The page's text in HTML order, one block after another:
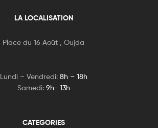
LA LOCALISATION
Place du 16 Août , Oujda
Lundi – Vendredi: 8h – 18h
Samedi: 9h- 13h
CATEGORIES